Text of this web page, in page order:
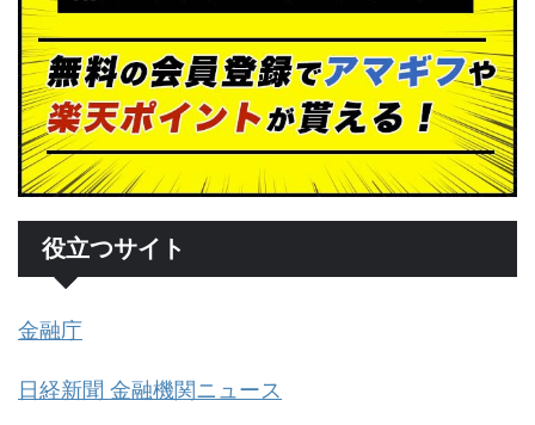
役立つサイト
金融庁
日経新聞 金融機関ニュース